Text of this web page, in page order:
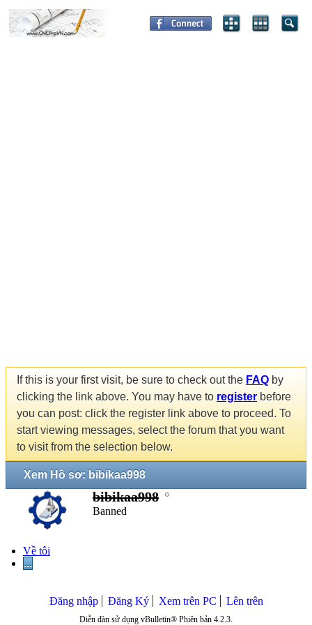
If this is your first visit, be sure to check out the FAQ by
clicking the link above. You may have to register before
you can post: click the register link above to proceed. To
start viewing messages, select the forum that you want
to visit from the selection below.
Xem Hồ sơ: bibikaa998
bibikaa998
Banned
Về tôi
...
Đăng nhập Đăng Ký Xem trên PC Lên trên
Diễn đàn sử dụng vBulletin® Phiên bản 4.2.3.